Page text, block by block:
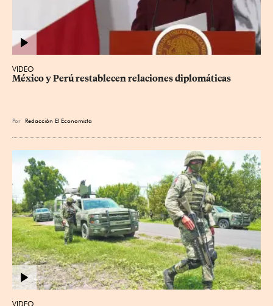
VIDEO
México y Perú restablecen relaciones diplomáticas
Por Redacción El Economista
VIDEO